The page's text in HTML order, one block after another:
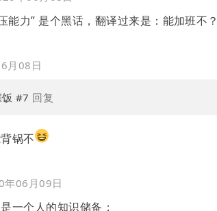
能力” 是个黑话，翻译过来是：能加班不？
月08日
#7 回复
锅不
年06月09日
一个人的知识储备；